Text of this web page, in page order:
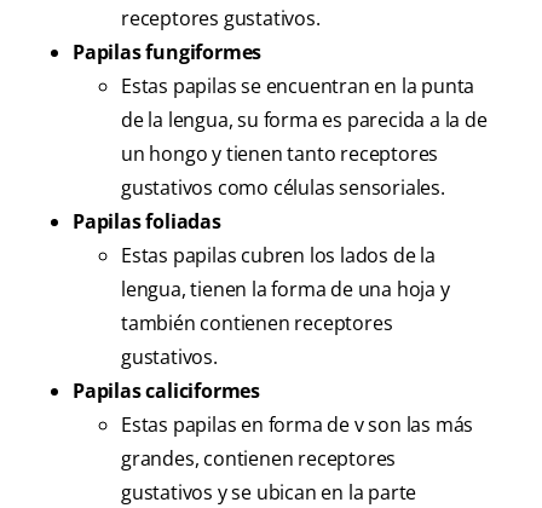
receptores gustativos.
Papilas fungiformes
Estas papilas se encuentran en la punta
de la lengua, su forma es parecida a la de
un hongo y tienen tanto receptores
gustativos como células sensoriales.
Papilas foliadas
Estas papilas cubren los lados de la
lengua, tienen la forma de una hoja y
también contienen receptores
gustativos.
Papilas caliciformes
Estas papilas en forma de v son las más
grandes, contienen receptores
gustativos y se ubican en la parte